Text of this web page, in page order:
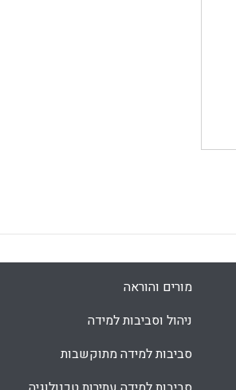
מורים והוראה
ניהול וסביבות למידה
סביבות למידה מתוקשבות